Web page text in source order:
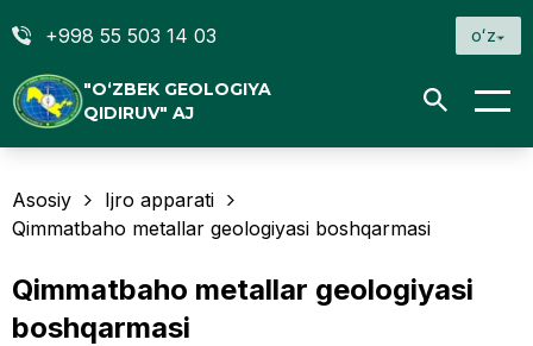
+998 55 503 14 03 oʻz
"O‘ZBEK GEOLOGIYA
QIDIRUV" AJ
Asosiy
Ijro apparati
Qimmatbaho metallar geologiyasi boshqarmasi
Qimmatbaho metallar geologiyasi
boshqarmasi